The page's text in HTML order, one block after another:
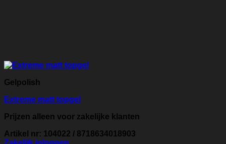
Gelpolish
Extreme matt topgel
Prijzen alleen voor zakelijke klanten
Artikel nr: 104022 / 8718634018903